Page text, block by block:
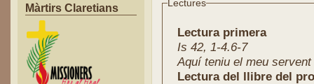
Màrtirs Claretians Lectures
Lectura primera
Is 42, 1-4.6-7
Aquí teniu el meu
Lectura del llibre del